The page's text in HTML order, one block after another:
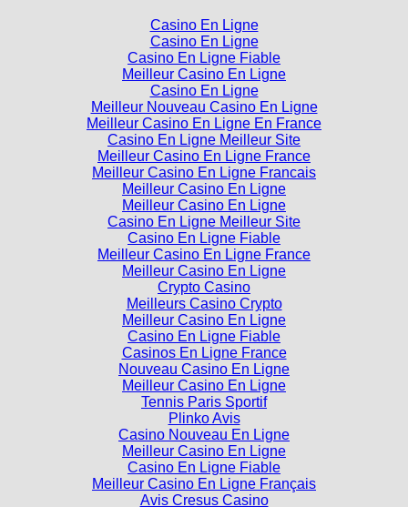
Casino En Ligne
Casino En Ligne
Casino En Ligne Fiable
Meilleur Casino En Ligne
Casino En Ligne
Meilleur Nouveau Casino En Ligne
Meilleur Casino En Ligne En France
Casino En Ligne Meilleur Site
Meilleur Casino En Ligne France
Meilleur Casino En Ligne Francais
Meilleur Casino En Ligne
Meilleur Casino En Ligne
Casino En Ligne Meilleur Site
Casino En Ligne Fiable
Meilleur Casino En Ligne France
Meilleur Casino En Ligne
Crypto Casino
Meilleurs Casino Crypto
Meilleur Casino En Ligne
Casino En Ligne Fiable
Casinos En Ligne France
Nouveau Casino En Ligne
Meilleur Casino En Ligne
Tennis Paris Sportif
Plinko Avis
Casino Nouveau En Ligne
Meilleur Casino En Ligne
Casino En Ligne Fiable
Meilleur Casino En Ligne Français
Avis Cresus Casino